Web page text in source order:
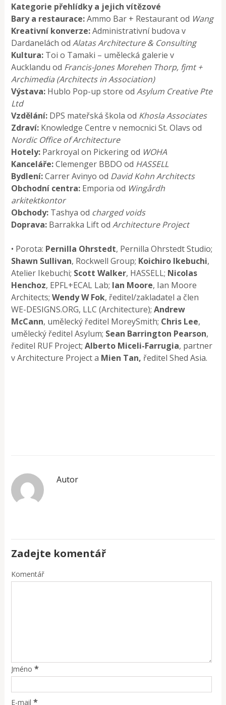
Kategorie přehlídky a jejich vítězové
Bary a restaurace:Ammo Bar + Restaurant od Wang
Kreativní konverze:Administrativní budova v
Dardanelách odAlatas Architecture & Consulting
Kultura: Toi o Tamaki – umělecká galerie v
Aucklandu od Francis-Jones Morehen Thorp, fjmt +
Archimedia (Architects in Association)
Výstava: Hublo Pop-up store odAsylum Creative Pte
Ltd
Vzdělání: DPS mateřská škola od Khosla Associates
Zdraví: Knowledge Centre v nemocnici St. Olavs od
Nordic Office of Architecture
Hotely: Parkroyal on Pickering od WOHA
Kanceláře:Clemenger BBDO od HASSELL
Bydlení:Carrer Avinyo od David Kohn Architects
Obchodní centra: Emporia od Wingårdh
arkitektkontor
Obchody: Tashya od charged voids
Doprava: Barrakka Lift odArchitecture Project
• Porota: Pernilla Ohrstedt, Pernilla Ohrstedt Studio;
Shawn Sullivan, Rockwell Group; Koichiro Ikebuchi,
Atelier Ikebuchi; Scott Walker, HASSELL; Nicolas
Henchoz, EPFL+ECAL Lab; Ian Moore, Ian Moore
Architects;Wendy W Fok, ředitel/zakladatel a člen
WE-DESIGNS.ORG, LLC (Architecture);Andrew
McCann, umělecký ředitel MoreySmith; Chris Lee,
umělecký ředitel Asylum; Sean Barrington Pearson,
ředitel RUF Project;Alberto Miceli-Farrugia, partner
v Architecture Project a Mien Tan, ředitel Shed Asia.
Autor
Zadejte komentář
Komentář
Jméno *
E-mail *